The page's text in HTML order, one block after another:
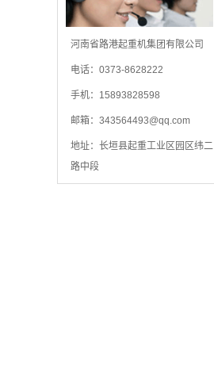
河南省路港起重机集团有限公司
电话：0373-8628222
手机：15893828598
邮箱： 343564493@qq.com
地址：长垣县起重工业区园区纬二
路中段